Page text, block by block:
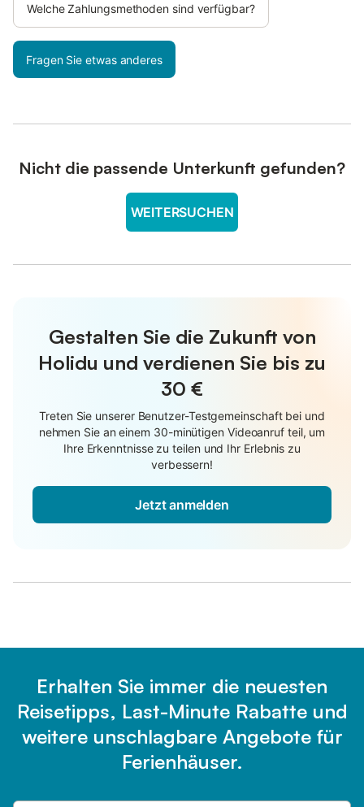
Welche Zahlungsmethoden sind verfügbar?
Fragen Sie etwas anderes
Nicht die passende Unterkunft gefunden?
WEITERSUCHEN
Gestalten Sie die Zukunft von
Holidu und verdienen Sie bis zu
30 €
Treten Sie unserer Benutzer-Testgemeinschaft bei und
nehmen Sie an einem 30-minütigen Videoanruf teil, um
Ihre Erkenntnisse zu teilen und Ihr Erlebnis zu
verbessern!
Jetzt anmelden
Erhalten Sie immer die neuesten
Reisetipps, Last-Minute Rabatte und
weitere unschlagbare Angebote für
Ferienhäuser.